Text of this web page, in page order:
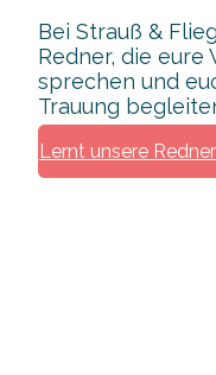
Bei Strauß &
Redner, die
sprechen und
Trauung
Lernt unsere